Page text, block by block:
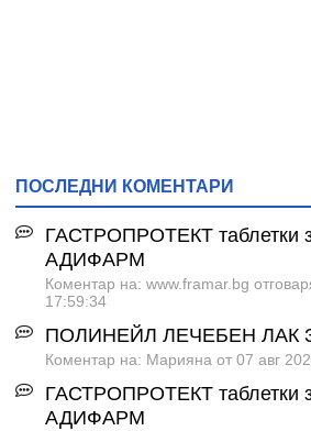
ПОСЛЕДНИ КОМЕНТАРИ
ГАСТРОПРОТЕКТ таблетки
АДИФАРМ
Коментар на: www.framar.bg
17:59:34
ПОЛИНЕЙЛ ЛЕЧЕБЕН ЛАК
Коментар на: Марияна от 07 авг
ГАСТРОПРОТЕКТ таблетки
АДИФАРМ